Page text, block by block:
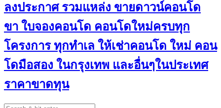
ลงประกาศ รวมแหล่ง ขายดาวน์คอนโด
ขา ใบจองคอนโด คอนโดใหม่ครบทุก
โครงการ ทุกทำเล ให้เช่าคอนโด ใหม่ คอน
โดมือสอง ในกรุงเทพ และอื่นๆในประเทศ
ราคาขาดทุน